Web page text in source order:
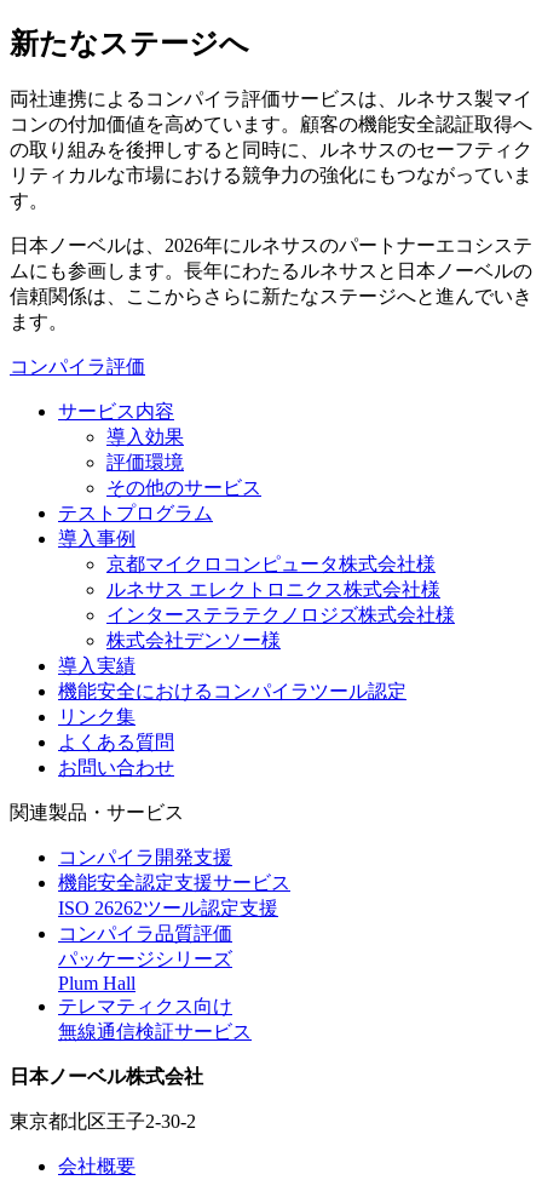
新たなステージへ
両社連携によるコンパイラ評価サービスは、ルネサス製マイ
コンの付加価値を高めています。顧客の機能安全認証取得へ
の取り組みを後押しすると同時に、ルネサスのセーフティク
リティカルな市場における競争力の強化にもつながっていま
す。
日本ノーベルは、2026年にルネサスのパートナーエコシステ
ムにも参画します。長年にわたるルネサスと日本ノーベルの
信頼関係は、ここからさらに新たなステージへと進んでいき
ます。
コンパイラ評価
サービス内容
導入効果
評価環境
その他のサービス
テストプログラム
導入事例
京都マイクロコンピュータ株式会社様
ルネサス エレクトロニクス株式会社様
インターステラテクノロジズ株式会社様
株式会社デンソー様
導入実績
機能安全におけるコンパイラツール認定
リンク集
よくある質問
お問い合わせ
関連製品・サービス
コンパイラ開発支援
機能安全認定支援サービス
ISO 26262ツール認定支援
コンパイラ品質評価
パッケージシリーズ
Plum Hall
テレマティクス向け
無線通信検証サービス
日本ノーベル株式会社
東京都北区王子2-30-2
会社概要